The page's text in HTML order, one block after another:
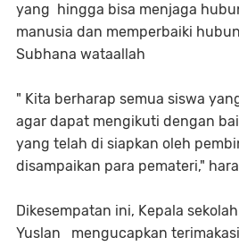
yang hingga bisa menjaga
manusia dan memperbaiki
Subhana wataallah
" Kita berharap semua siswa
agar dapat mengikuti dengan
yang telah di siapkan oleh
disampaikan para pemateri,"
Dikesempatan ini, Kepala sekolah
Yuslan mengucapkan